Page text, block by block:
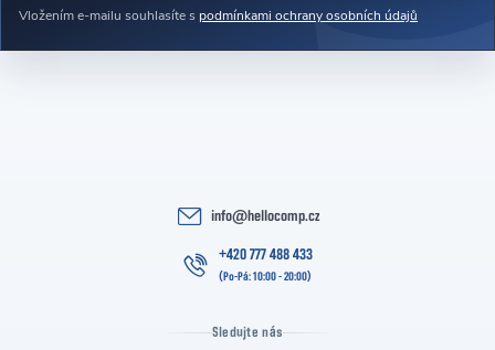
Vložením e-mailu souhlasíte s podmínkami ochrany osobních údajů
info@hellocomp.cz
+420 777 488 433
Sledujte nás